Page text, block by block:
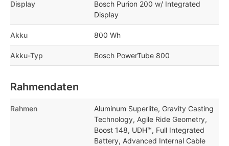
Display
Bosch Purion 200 w/ Integrated
Display
Akku 800 Wh
Akku-Typ Bosch PowerTube 800
Rahmendaten
Rahmen
Aluminum Superlite, Gravity Casting
Technology, Agile Ride Geometry,
Boost 148, UDH™, Full Integrated
Battery, Advanced Internal Cable